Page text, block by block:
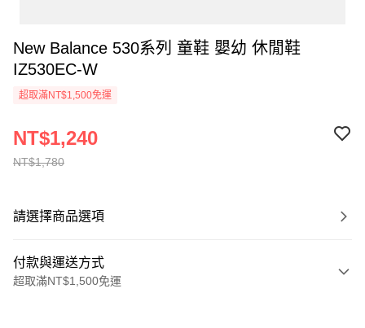
New Balance 530系列 童鞋 嬰幼 休閒鞋
IZ530EC-W
超取滿NT$1,500免運
NT$1,780
NT$1,240
請選擇商品選項
付款與運送方式
超取滿NT$1,500免運